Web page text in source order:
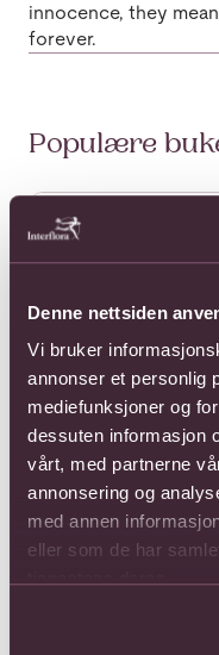
Denne nettsiden
Vi bruker
annonser et personlig
mediefunksjoner og
dessuten informasjon
vårt, med partnerne
annonsering og
med annen
eller som de har
innocence, they
forever.
Populære
Se mer om
Arrangement of
a Bowl
Fra 1133,-